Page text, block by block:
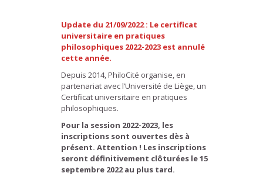
Update du 21/09/2022 : Le certificat
universitaire en pratiques
philosophiques 2022-2023 est annulé
cette année.
Depuis 2014, PhiloCité organise, en
partenariat avec l’Université de Liège, un
Certificat universitaire en pratiques
philosophiques.
Pour la session 2022-2023, les
inscriptions sont ouvertes dès à
présent. Attention ! Les inscriptions
seront définitivement clôturées le 15
septembre 2022 au plus tard.